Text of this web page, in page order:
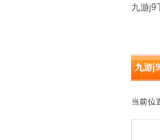
九游j9
九游
当前位